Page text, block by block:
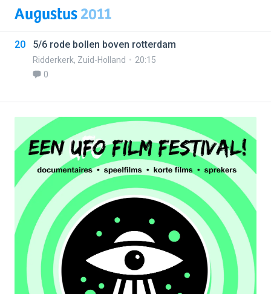
Augustus2011
20 5/6 rode bollen boven rotterdam
Ridderkerk, Zuid-Holland
20:15
0